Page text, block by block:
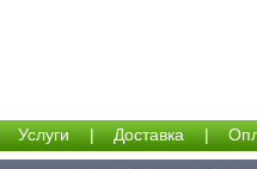
Услуги | Доставка |